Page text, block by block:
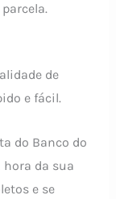
de
e fácil.
do Banco do
hora da sua
e se